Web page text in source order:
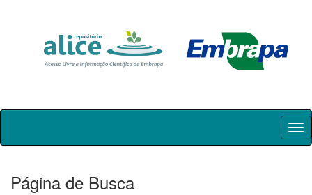
Skip
Página de Busca